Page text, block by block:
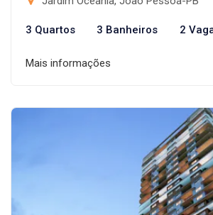
3 Quartos 3 Banheiros 2
Mais informações